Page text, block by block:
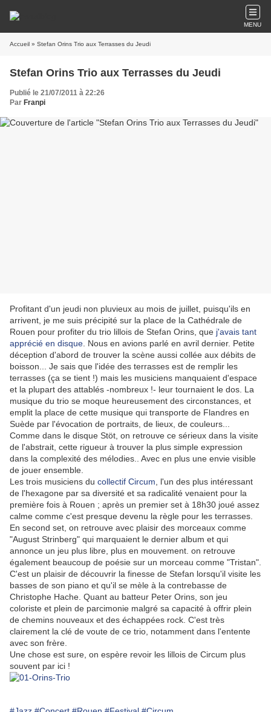
MENU
Accueil » Stefan Orins Trio aux Terrasses du Jeudi
Stefan Orins Trio aux Terrasses du Jeudi
Publié le 21/07/2011 à 22:26
Par Franpi
Profitant d'un jeudi non pluvieux au mois de juillet, puisqu'ils en
arrivent, je me suis précipité sur la place de la Cathédrale de
Rouen pour profiter du trio lillois de Stefan Orins, que j'avais tant
apprécié en disque . Nous en avions parlé en avril dernier. Petite
déception d'abord de trouver la scène aussi collée aux débits de
boisson... Je sais que l'idée des terrasses est de remplir les
terrasses (ça se tient !) mais les musiciens manquaient d'espace
et la plupart des attablés -nombreux !- leur tournaient le dos. La
musique du trio se moque heureusement des circonstances, et
emplit la place de cette musique qui transporte de Flandres en
Suède par l'évocation de portraits, de lieux, de couleurs...
Comme dans le disque Stöt, on retrouve ce sérieux dans la visite
de l'abstrait, cette rigueur à trouver la plus simple expression
dans la complexité des mélodies.. Avec en plus une envie visible
de jouer ensemble.
Les trois musiciens du collectif Circum , l'un des plus intéressant
de l'hexagone par sa diversité et sa radicalité venaient pour la
première fois à Rouen ; après un premier set à 18h30 joué assez
calme comme c'est presque devenu la règle pour les terrasses.
En second set, on retrouve avec plaisir des morceaux comme
"August Strinberg" qui marquaient le dernier album et qui
annonce un jeu plus libre, plus en mouvement. on retrouve
également beaucoup de poésie sur un morceau comme "Tristan".
C'est un plaisir de découvrir la finesse de Stefan lorsqu'il visite les
basses de son piano et qu'il se mèle à la contrebasse de
Christophe Hache. Quant au batteur Peter Orins, son jeu
coloriste et plein de parcimonie malgré sa capacité à offrir plein
de chemins nouveaux et des échappées rock. C'est très
clairement la clé de voute de ce trio, notamment dans l'entente
avec son frère.
Une chose est sure, on espère revoir les lillois de Circum plus
souvent par ici !